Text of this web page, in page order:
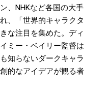
、NHKなど各国の大手
、「世界的キャラクタ
な注目を集めた。ディ
ミー・ベイリー監督は
知らないダークキャラ
的なアイデアが観る者